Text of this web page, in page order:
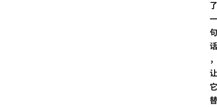
了
一
句
话
，
让
它
替